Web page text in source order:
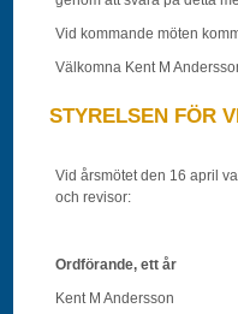
Vid kommande möten
Välkomna Kent M
STYRELSEN FÖR
Vid årsmötet den 16 april
och revisor:
Ordförande, ett år
Kent M Andersson